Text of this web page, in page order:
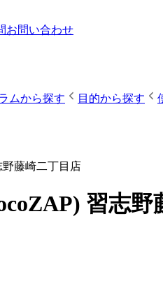
お問い合わせ
ムから探す 目的から探す
野藤崎二丁目店
習志野